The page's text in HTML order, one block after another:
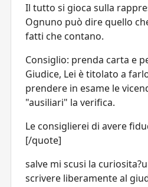
Il tutto si gioca sulla
Ognuno può dire quello
fatti che contano.
Consiglio: prenda carta e
Giudice, Lei è titolato a
prendere in esame le
"ausiliari" la verifica.
Le consiglierei di avere
[/quote]
salve mi scusi la
scrivere liberamente al